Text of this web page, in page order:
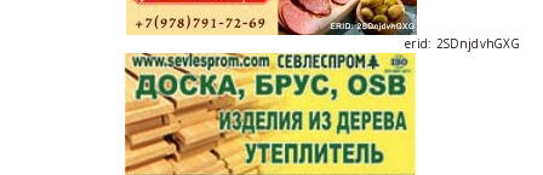
erid: 2SDnjdvhGXG